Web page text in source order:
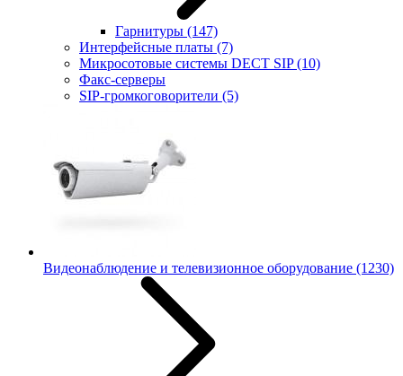
Гарнитуры (147)
Интерфейсные платы (7)
Микросотовые системы DECT SIP(10)
Факс-серверы
SIP-громкоговорители (5)
Видеонаблюдение и телевизионное оборудование (1230)